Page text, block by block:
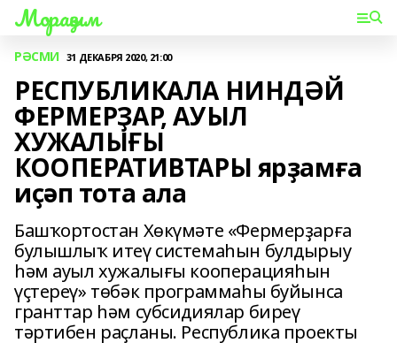
Мораҙым
РӘСМИ 31 ДЕКАБРЯ 2020, 21:00
РЕСПУБЛИКАЛА НИНДӘЙ
ФЕРМЕРҘАР, АУЫЛ
ХУЖАЛЫҒЫ
КООПЕРАТИВТАРЫ ярҙамға
иҫәп тота ала
Башҡортостан Хөкүмәте «Фермерҙарға
булышлыҡ итеү системаһын булдырыу
һәм ауыл хужалығы кооперацияһын
үҫтереү» төбәк программаһы буйынса
гранттар һәм субсидиялар биреү
тәртибен раҫланы. Республика проекты